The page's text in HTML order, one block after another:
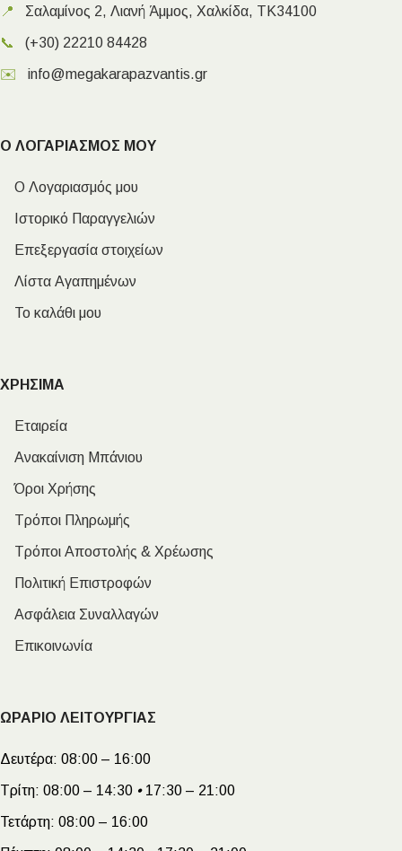
📍 Σαλαμίνος 2, Λιανή Άμμος, Χαλκίδα, ΤΚ34100
📞 (+30) 22210 84428
✉️ info@megakarapazvantis.gr
Ο ΛΟΓΑΡΙΑΣΜΟΣ ΜΟΥ
Ο Λογαριασμός μου
Ιστορικό Παραγγελιών
Επεξεργασία στοιχείων
Λίστα Αγαπημένων
Το καλάθι μου
ΧΡΗΣΙΜΑ
Εταιρεία
Ανακαίνιση Μπάνιου
Όροι Χρήσης
Τρόποι Πληρωμής
Τρόποι Αποστολής & Χρέωσης
Πολιτική Επιστροφών
Ασφάλεια Συναλλαγών
Επικοινωνία
ΩΡΑΡΙΟ ΛΕΙΤΟΥΡΓΙΑΣ
Δευτέρα: 08:00 – 16:00
Τρίτη: 08:00 – 14:30 •17:30 – 21:00
Τετάρτη: 08:00 – 16:00